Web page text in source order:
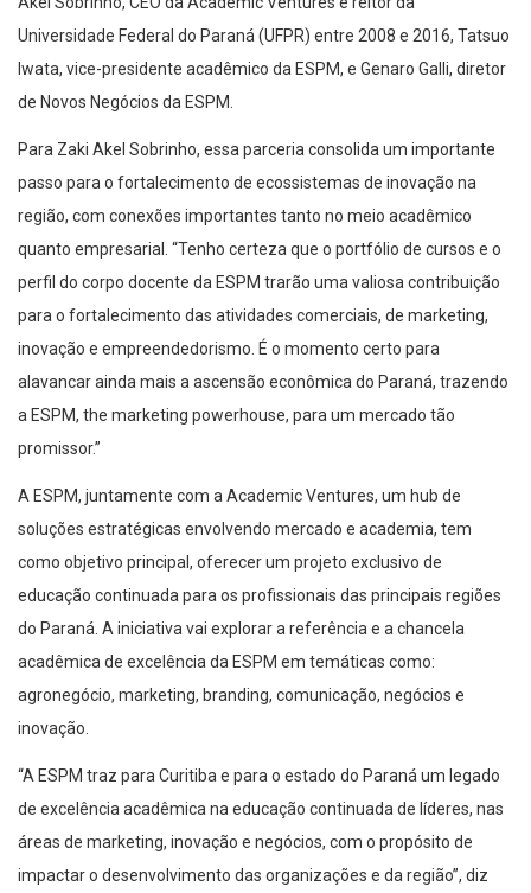
Universidade Federal do Paraná (UFPR) entre 2008 e 2016, Tatsuo
Iwata, vice-presidente acadêmico da ESPM, e Genaro Galli, diretor
de Novos Negócios da ESPM.
Para Zaki Akel Sobrinho, essa parceria consolida um importante
passo para o fortalecimento de ecossistemas de inovação na
região, com conexões importantes tanto no meio acadêmico
quanto empresarial. “Tenho certeza que o portfólio de cursos e o
perfil do corpo docente da ESPM trarão uma valiosa contribuição
para o fortalecimento das atividades comerciais, de marketing,
inovação e empreendedorismo. É o momento certo para
alavancar ainda mais a ascensão econômica do Paraná, trazendo
a ESPM, the marketing powerhouse, para um mercado tão
promissor.”
A ESPM, juntamente com a Academic Ventures, um hub de
soluções estratégicas envolvendo mercado e academia, tem
como objetivo principal, oferecer um projeto exclusivo de
educação continuada para os profissionais das principais regiões
do Paraná. A iniciativa vai explorar a referência e a chancela
acadêmica de excelência da ESPM em temáticas como:
agronegócio, marketing, branding, comunicação, negócios e
inovação.
“A ESPM traz para Curitiba e para o estado do Paraná um legado
de excelência acadêmica na educação continuada de líderes, nas
áreas de marketing, inovação e negócios, com o propósito de
impactar o desenvolvimento das organizações e da região”, diz